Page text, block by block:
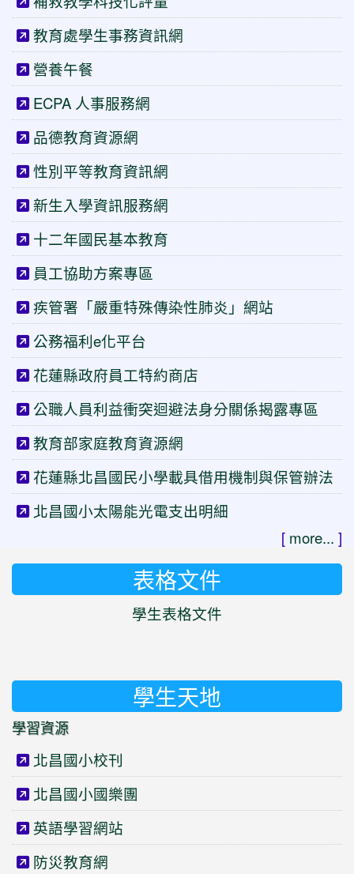
教育處學生事務資訊網
營養午餐
ECPA 人事服務網
品德教育資源網
性別平等教育資訊網
新生入學資訊服務網
十二年國民基本教育
員工協助方案專區
疾管署「嚴重特殊傳染性肺炎」網站
公務福利e化平台
花蓮縣政府員工特約商店
公職人員利益衝突迴避法身分關係揭露專區
教育部家庭教育資源網
花蓮縣北昌國民小學載具借用機制與保管辦法
北昌國小太陽能光電支出明細
[ more... ]
表格文件
學生表格文件
學生天地
學習資源
北昌國小校刊
北昌國小國樂團
英語學習網站
防災教育網